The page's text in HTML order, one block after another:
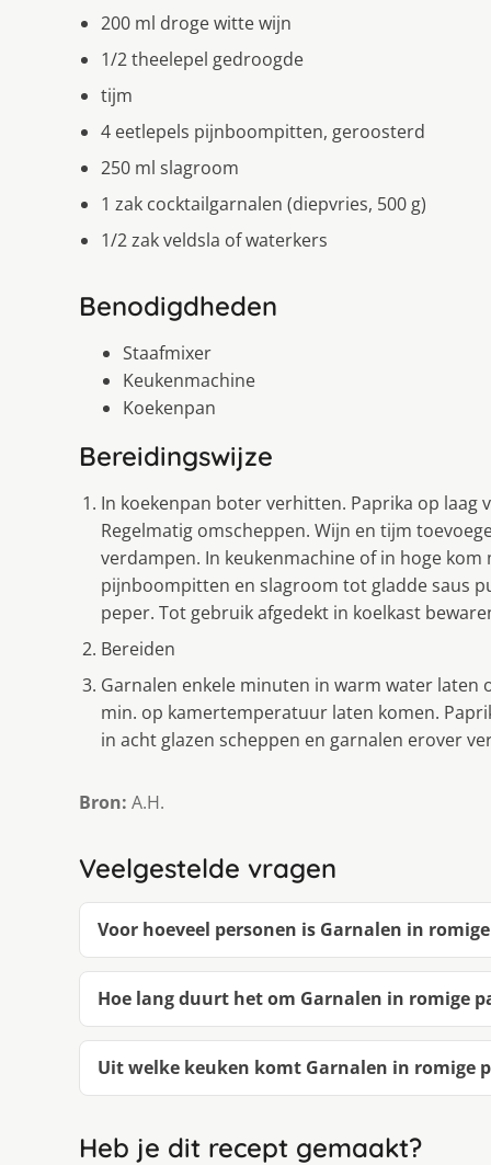
200 ml droge witte wijn
1/2 theelepel gedroogde
tijm
4 eetlepels pijnboompitten, geroosterd
250 ml slagroom
1 zak cocktailgarnalen (diepvries, 500 g)
1/2 zak veldsla of waterkers
Benodigdheden
Staafmixer
Keukenmachine
Koekenpan
Bereidingswijze
In koekenpan boter verhitten. Paprika op
Regelmatig omscheppen. Wijn en tijm
verdampen. In keukenmachine of in hoge
pijnboompitten en slagroom tot gladde saus
peper. Tot gebruik afgedekt in koelkast
Bereiden
Garnalen enkele minuten in warm water
min. op kamertemperatuur laten komen.
in acht glazen scheppen en garnalen erover
Bron: A.H.
Veelgestelde vragen
Voor hoeveel personen is Garnalen in
Hoe lang duurt het om Garnalen in romige
Uit welke keuken komt Garnalen in romige
Heb je dit recept gemaakt?